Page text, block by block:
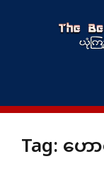
Tag:ဟေ